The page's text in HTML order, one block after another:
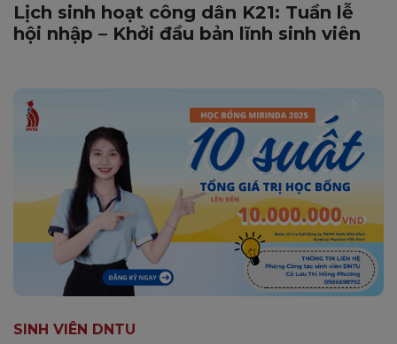
Lịch sinh hoạt công dân K21: Tuần lễ
hội nhập – Khởi đầu bản lĩnh sinh viên
SINH VIÊN DNTU